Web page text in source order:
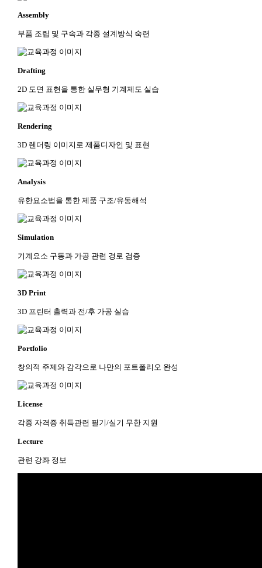
Assembly
부품 조립 및 구속과 각종 설계방식 숙련
Drafting
2D 도면 표현을 통한 실무형 기계제도 실습
Rendering
3D 렌더링 이미지로 제품디자인 및 표현
Analysis
유한요소법을 통한 제품 구조/유동해석
Simulation
기계요소 구동과 가공 관련 경로 검증
3D Print
3D 프린터 출력과 전/후 가공 실습
Portfolio
창의적 주제와 감각으로 나만의 포트폴리오 완성
License
각종 자격증 취득관련 필기/실기 무한 지원
Lecture
관련 강좌 정보